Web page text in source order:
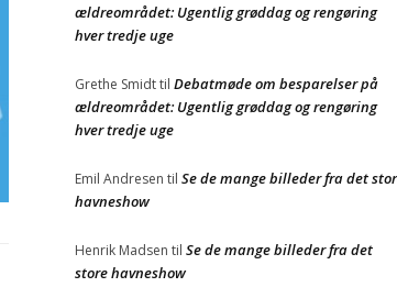
ældreområdet: Ugentlig grøddag og rengøring
hver tredje uge
Grethe Smidttil Debatmøde om besparelser på
ældreområdet: Ugentlig grøddag og rengøring
hver tredje uge
Emil Andresen til Se de mange billeder fra det
havneshow
Henrik Madsen til Se de mange billeder fra det
store havneshow